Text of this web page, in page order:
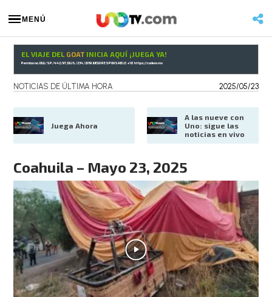
MENÚ
EL VIAJE DEL GOATINICIA AQUÍ ¡JUEGA YA!
Permiso no. DGG/SP/442/97, DGJS/234/2019 JUEGO RESPONSABLE. +18 https://codere.mx
NOTICIAS DE ÚLTIMA HORA 2025/05/23
Juega Ahora
A las nueve con
Uno: sigue las
noticias en vivo
Coahuila – Mayo 23, 2025